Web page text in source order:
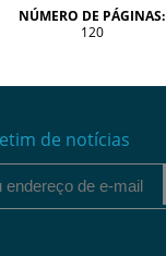
NÚMERO DE PÁGINAS:
120
de notícias